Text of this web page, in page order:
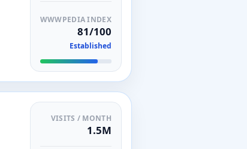
WWWPEDIA INDEX
81/100
Established
VISITS / MONTH
1.5M